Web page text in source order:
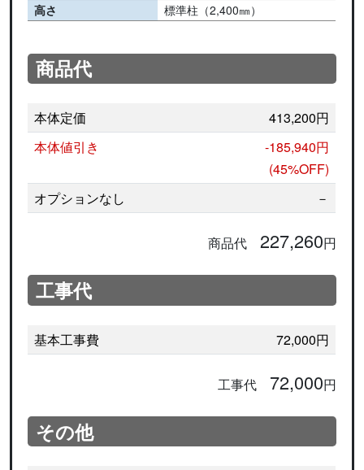
高さ
標準柱（2,400㎜）
商品代
本体定価
413,200円
本体値引き
-185,940円
(45%OFF)
オプションなし
－
商品代 227,260円
工事代
基本工事費 72,000円
工事代 72,000円
その他